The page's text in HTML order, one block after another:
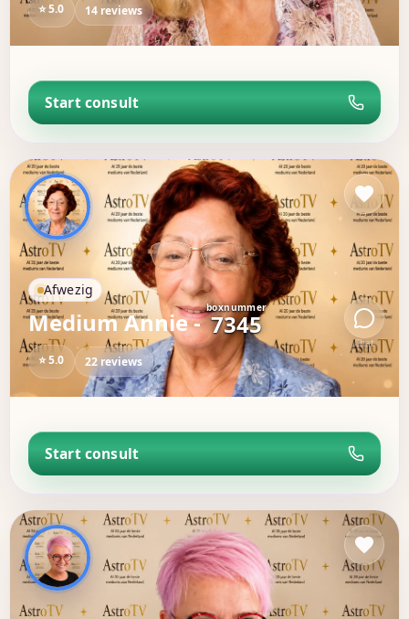
⭐ 5.0 14 reviews
Start consult
Chat
Afwezig
Medium Annie -boxnummer
7345
⭐ 5.0 22 reviews
Start consult